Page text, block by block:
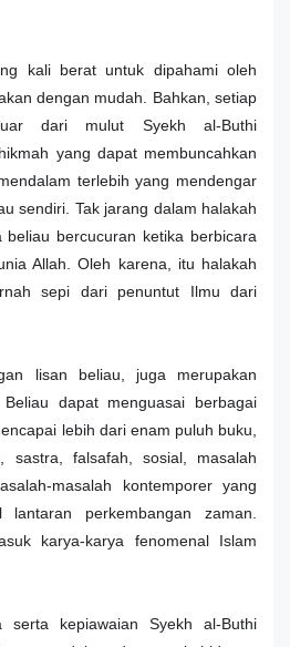
kali berat untuk dipahami oleh
dengan mudah. Bahkan, setiap
dari mulut Syekh al-Buthi
yang dapat membuncahkan
terlebih yang mendengar
sendiri. Tak jarang dalam halakah
bercucuran ketika berbicara
Allah. Oleh karena, itu halakah
sepi dari penuntut Ilmu dari
lisan beliau, juga merupakan
dapat menguasai berbagai
lebih dari enam puluh buku,
sastra, falsafah, sosial, masalah
masalah kontemporer yang
perkembangan zaman.
karya-karya fenomenal Islam
serta kepiawaian Syekh al-Buthi